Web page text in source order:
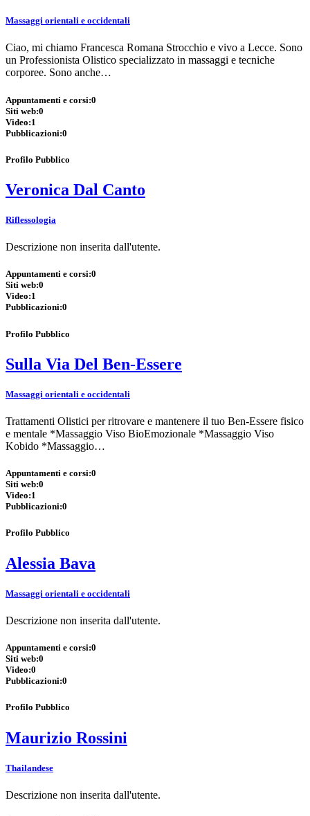
Massaggi orientali e occidentali
Ciao, mi chiamo Francesca Romana Strocchio e vivo a Lecce. Sono
un Professionista Olistico specializzato in massaggi e tecniche
corporee. Sono anche…
Appuntamenti e corsi:0
Siti web:0
Video:1
Pubblicazioni:0
Profilo Pubblico
Veronica Dal Canto
Riflessologia
Descrizione non inserita dall'utente.
Appuntamenti e corsi:0
Siti web:0
Video:1
Pubblicazioni:0
Profilo Pubblico
Sulla Via Del Ben-Essere
Massaggi orientali e occidentali
Trattamenti Olistici per ritrovare e mantenere il tuo Ben-Essere fisico
e mentale *Massaggio Viso BioEmozionale *Massaggio Viso
Kobido *Massaggio…
Appuntamenti e corsi:0
Siti web:0
Video:1
Pubblicazioni:0
Profilo Pubblico
Alessia Bava
Massaggi orientali e occidentali
Descrizione non inserita dall'utente.
Appuntamenti e corsi:0
Siti web:0
Video:0
Pubblicazioni:0
Profilo Pubblico
Maurizio Rossini
Thailandese
Descrizione non inserita dall'utente.